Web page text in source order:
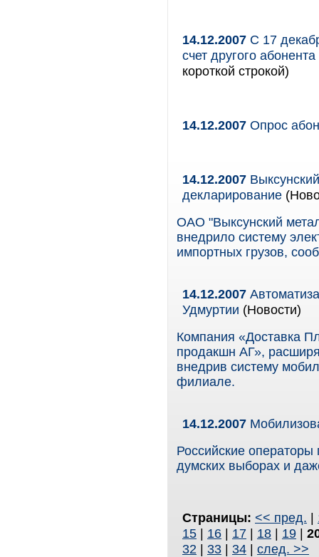
14.12.2007 С 17
счет другого
короткой строкой)
14.12.2007 Опрос
14.12.2007
декларирование
ОАО "Выксунский
внедрило систему
импортных грузов,
14.12.2007
Удмуртии (Новости)
Компания «Доставка
продакшн АГ»,
внедрив систему
филиале.
14.12.2007
Российские операторы
думских выборах и
Страницы: << пред. |
15 | 16 | 17 | 18 | 19 |
32 | 33 | 34 | след. >>